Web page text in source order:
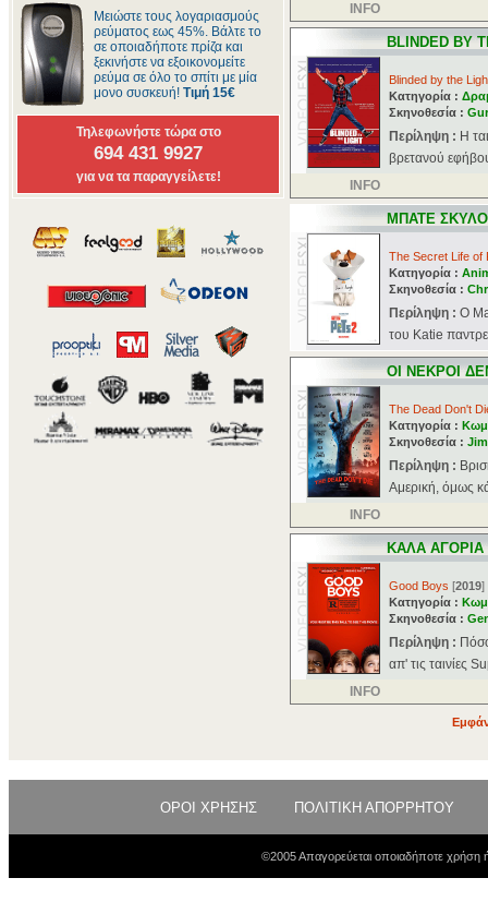
Μειώστε τους λογαριασμούς
ρεύματος εως 45%. Βάλτε το
σε οποιαδήποτε πρίζα και
ξεκινήστε να εξοικονομείτε
ρεύμα σε όλο το σπίτι με μία
μονο συσκευή! Τιμή 15€
Τηλεφωνήστε τώρα στο
694 431 9927
για να τα παραγγείλετε!
INFO
BLINDED BY
Blinded by the
Κατηγορία :
Σκηνοθεσία :
Περίληψη : Η
βρετανού
INFO
ΜΠΑΤΕ
The Secret Life of
Κατηγορία :
Σκηνοθεσία :
Περίληψη : Ο
του Katie
ΟΙ ΝΕΚΡΟΙ
The Dead Don't
Κατηγορία :
Σκηνοθεσία :
Περίληψη :
Αμερική, όμως
INFO
ΚΑΛΑ ΑΓΟΡΙΑ
Good Boys [2019]
Κατηγορία :
Σκηνοθεσία :
Περίληψη :
απ' τις ταινίες
INFO
ΟΡΟΙ ΧΡΗΣΗΣ ΠΟΛΙΤΙΚΗ ΑΠΟΡΡΗΤΟΥ
©2005 Απαγορεύεται οποιαδήποτε χρήση